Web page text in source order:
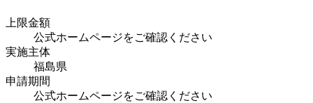
上限金額
公式ホームページをご確認ください
実施主体
福島県
申請期間
公式ホームページをご確認ください